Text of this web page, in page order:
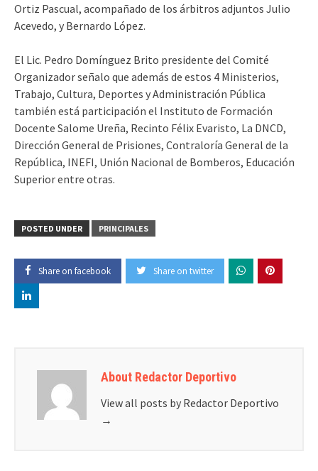
Ortiz Pascual, acompañado de los árbitros adjuntos Julio
Acevedo, y Bernardo López.
El Lic. Pedro Domínguez Brito presidente del Comité
Organizador señalo que además de estos 4 Ministerios,
Trabajo, Cultura, Deportes y Administración Pública
también está participación el Instituto de Formación
Docente Salome Ureña, Recinto Félix Evaristo, La DNCD,
Dirección General de Prisiones, Contraloría General de la
República, INEFI, Unión Nacional de Bomberos, Educación
Superior entre otras.
POSTED UNDER PRINCIPALES
Share on facebook Share on twitter
About Redactor Deportivo
View all posts by Redactor Deportivo
→